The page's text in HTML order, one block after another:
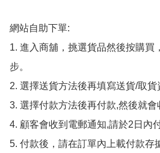
網站自助下單:
1. 進入商舖，挑選貨品然後按購買
步。
2. 選擇送貨方法後再填寫送貨/取貨
3. 選擇付款方法後再付款,然後就
4. 顧客會收到電郵通知,請於2日內
5. 付款後，請在訂單內上載付款存